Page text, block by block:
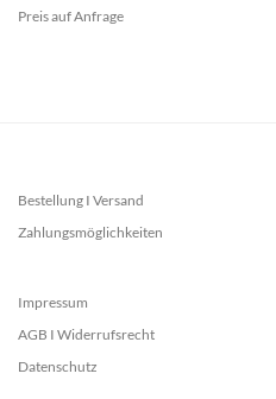
Preis auf Anfrage
Bestellung I Versand
Zahlungsmöglichkeiten
Impressum
AGB I Widerrufsrecht
Datenschutz